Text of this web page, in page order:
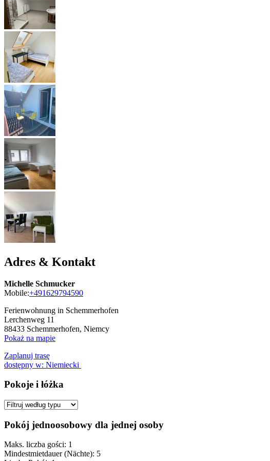
Adres & Kontakt
Michelle Schmucker
Mobile:+491629794590
Ferienwohnung in Schemmerhofen
Lerchenweg 11
88433 Schemmerhofen, Niemcy
Pokaż na mapie
Zaplanuj trasę
dostępny w: Niemiecki
Pokoje i łóżka
Pokój jednoosobowy dla jednej osoby
Maks. liczba gości: 1
Mindestmietdauer (Nächte): 5